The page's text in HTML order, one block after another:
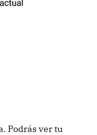
Podrás ver tu